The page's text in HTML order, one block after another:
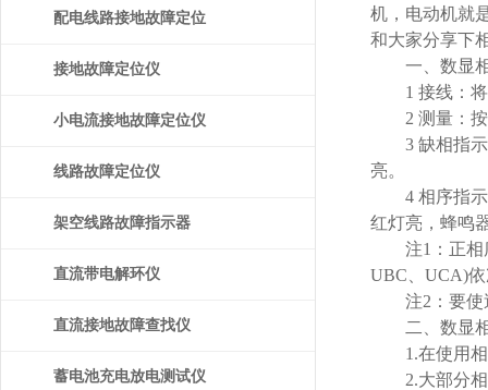
配电线路接地故障定位
仪
接地故障定位仪
小电流接地故障定位仪
线路故障定位仪
架空线路故障指示器
直流带电解环仪
直流接地故障查找仪
蓄电池充电放电测试仪
机，电动机就
和大家分享下
一、数显相
1 接线：将
2 测量：按
3 缺相指示
亮。
4 相序指示
红灯亮，蜂鸣
注1：正相序
UBC、UCA)
注2：要使逆
二、数显相
1.在使用相
2.大部分相